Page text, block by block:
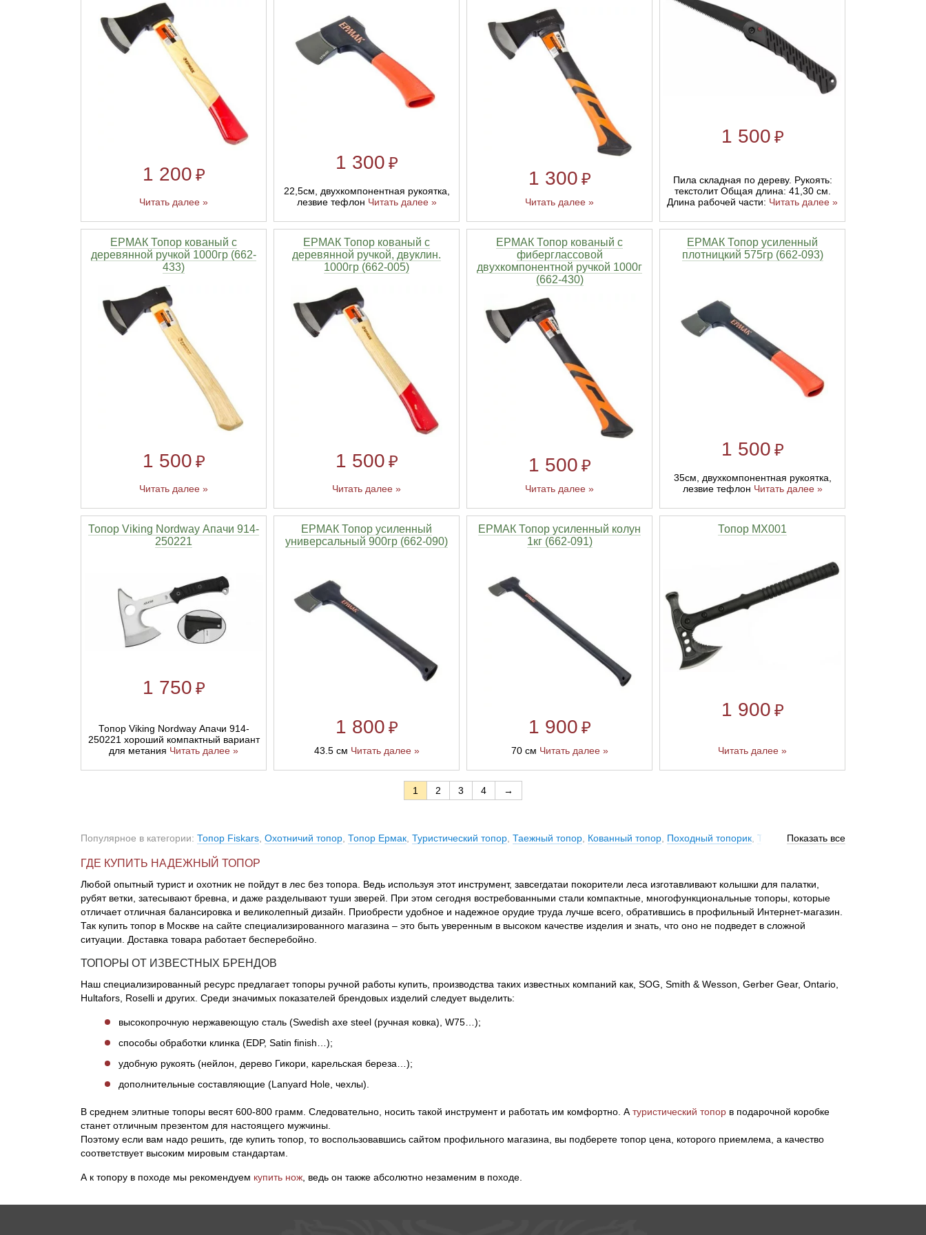
1 200 ₽
Читать далее »
1 300 ₽
22,5см, двухкомпонентная рукоятка,
лезвие тефлон Читать далее »
1 300 ₽
Читать далее »
1 500 ₽
Пила складная по дереву. Рукоять:
текстолит Общая длина: 41,30 см.
Длина рабочей части: Читать далее »
ЕРМАК Топор кованый с
деревянной ручкой 1000гр (662-
433)
1 500 ₽
Читать далее »
ЕРМАК Топор кованый с
деревянной ручкой, двуклин.
1000гр (662-005)
1 500 ₽
Читать далее »
ЕРМАК Топор кованый с
фиберглассовой
двухкомпонентной ручкой 1000г
(662-430)
1 500 ₽
Читать далее »
ЕРМАК Топор усиленный
плотницкий 575гр (662-093)
1 500 ₽
35см, двухкомпонентная рукоятка,
лезвие тефлон Читать далее »
Топор Viking Nordway Апачи 914-
250221
1 750 ₽
Топор Viking Nordway Апачи 914-
250221 хороший компактный вариант
для метания Читать далее »
ЕРМАК Топор усиленный
универсальный 900гр (662-090)
1 800 ₽
43.5 см Читать далее »
ЕРМАК Топор усиленный колун
1кг (662-091)
1 900 ₽
70 см Читать далее »
Топор MX001
1 900 ₽
Читать далее »
1 2 3 4 →
Популярное в категории: Топор Fiskars Охотничий топор Топор Ермак Туристический топор Таежный топор Кованный топор Походный топорик Томагавк топорик
Показать все
ГДЕ КУПИТЬ НАДЕЖНЫЙ ТОПОР
Любой опытный турист и охотник не пойдут в лес без топора. Ведь используя этот инструмент, завсегдатаи покорители леса изготавливают колышки для палатки,
рубят ветки, затесывают бревна, и даже разделывают туши зверей. При этом сегодня востребованными стали компактные, многофункциональные топоры, которые
отличает отличная балансировка и великолепный дизайн. Приобрести удобное и надежное орудие труда лучше всего, обратившись в профильный Интернет-магазин.
Так купить топор в Москве на сайте специализированного магазина – это быть уверенным в высоком качестве изделия и знать, что оно не подведет в сложной
ситуации. Доставка товара работает бесперебойно.
ТОПОРЫ ОТ ИЗВЕСТНЫХ БРЕНДОВ
Наш специализированный ресурс предлагает топоры ручной работы купить, производства таких известных компаний как, SOG, Smith & Wesson, Gerber Gear, Ontario,
Hultafors, Roselli и других. Среди значимых показателей брендовых изделий следует выделить:
высокопрочную нержавеющую сталь (Swedish axe steel (ручная ковка), W75…);
способы обработки клинка (EDP, Satin finish…);
удобную рукоять (нейлон, дерево Гикори, карельская береза…);
дополнительные составляющие (Lanyard Hole, чехлы).
В среднем элитные топоры весят 600-800 грамм. Следовательно, носить такой инструмент и работать им комфортно. А туристический топор в подарочной коробке
станет отличным презентом для настоящего мужчины.
Поэтому если вам надо решить, где купить топор, то воспользовавшись сайтом профильного магазина, вы подберете топор цена, которого приемлема, а качество
соответствует высоким мировым стандартам.
А к топору в походе мы рекомендуем купить нож , ведь он также абсолютно незаменим в походе.